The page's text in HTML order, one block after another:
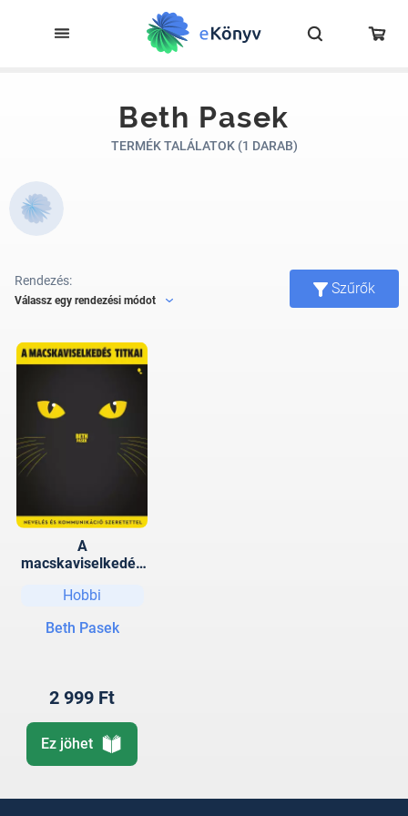
Beth Pasek
TERMÉK TALÁLATOK (1 DARAB)
Rendezés:
Válassz egy rendezési módot
Szűrők
A
macskaviselkedés
Hobbi
Beth Pasek
2 999 Ft
Ez jöhet